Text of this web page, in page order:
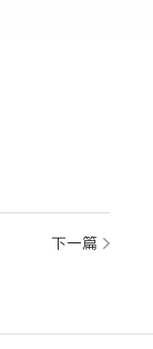
下一篇